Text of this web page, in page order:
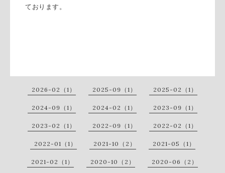
ております。
2026-02（1） 2025-09（1） 2025-02（1）
2024-09（1） 2024-02（1） 2023-09（1）
2023-02（1） 2022-09（1） 2022-02（1）
2022-01（1） 2021-10（2） 2021-05（1）
2021-02（1） 2020-10（2） 2020-06（2）